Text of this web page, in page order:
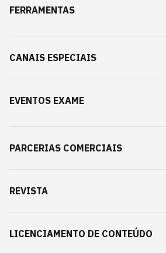
FERRAMENTAS
CANAIS ESPECIAIS
EVENTOS EXAME
PARCERIAS COMERCIAIS
REVISTA
LICENCIAMENTO DE CONTEÚDO